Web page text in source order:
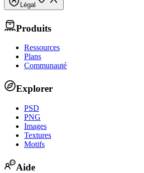
Légal
Produits
Ressources
Plans
Communauté
Explorer
PSD
PNG
Images
Textures
Motifs
Aide